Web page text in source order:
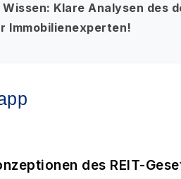
Klare Analysen des
Immobilienexperten!
des REIT-